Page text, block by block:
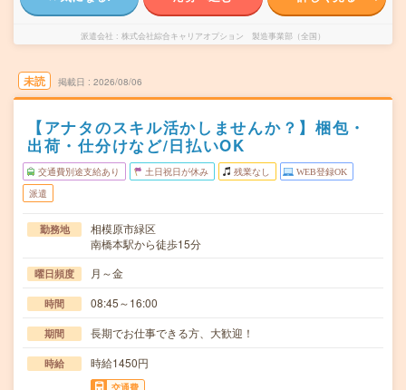
派遣会社 株式会社綜合キャリアオプション 製造事業部（全国）
未読 掲載日 2026/08/06
【アナタのスキル活かしませんか？】梱包・
出荷・仕分けなど/日払いOK
交通費別途支給あり 土日祝日が休み 残業なし WEB登録OK
派遣
勤務地
相模原市緑区
南橋本駅から徒歩15分
曜日頻度 月～金
時間 08:45～16:00
期間 長期でお仕事できる方、大歓迎！
時給 時給1450円
交通費